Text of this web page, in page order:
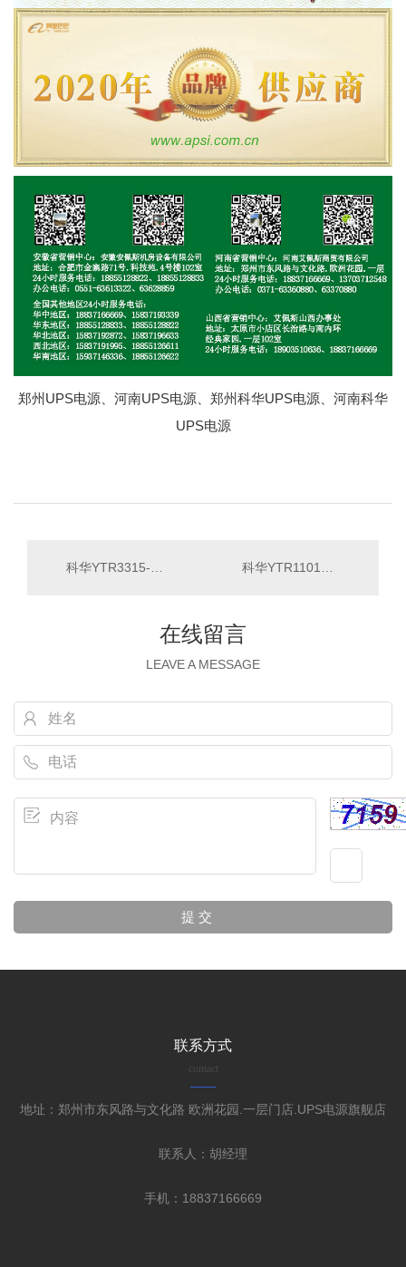
郑州UPS电源、河南UPS电源、郑州科华UPS电源、河南科华
UPS电源
在线留言
LEAVE A MESSAGE
联系方式
contact
地址：郑州市东风路与文化路 欧洲花园.一层门店.UPS电源旗舰店
联系人：胡经理
手机：18837166669